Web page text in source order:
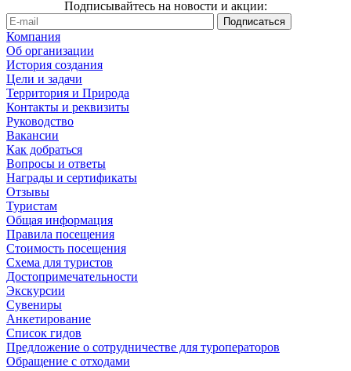
Подписывайтесь на новости и акции:
Компания
Об организации
История создания
Цели и задачи
Территория и Природа
Контакты и реквизиты
Руководство
Вакансии
Как добраться
Вопросы и ответы
Награды и сертификаты
Отзывы
Туристам
Общая информация
Правила посещения
Стоимость посещения
Схема для туристов
Достопримечательности
Экскурсии
Сувениры
Анкетирование
Список гидов
Предложение о сотрудничестве для туроператоров
Обращение с отходами